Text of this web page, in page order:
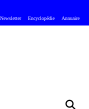
Newsletter Encyclopédie Annuaire